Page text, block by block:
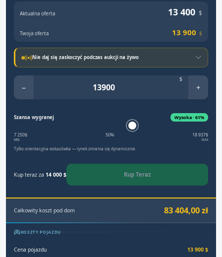
Aktualna oferta 13 400 $
Twoja oferta 13 900 $
Nie daj się zaskoczyć podczas aukcji na żywo
−
$
+
Szansa wygranej Wysoka · 61%
7 250$
MIN
50% 18 937$
MAX
Tylko orientacyjna wskazówka — rynek zmienia się dynamicznie.
Kup teraz za 14 000 $ Kup Teraz
Całkowity koszt pod dom 83 404,00 zł
KOSZTY POJAZDU
Cena pojazdu 13 900 $